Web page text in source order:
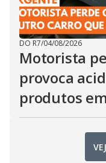
DO R7/04/08/2026
Motorista
provoca
produtos